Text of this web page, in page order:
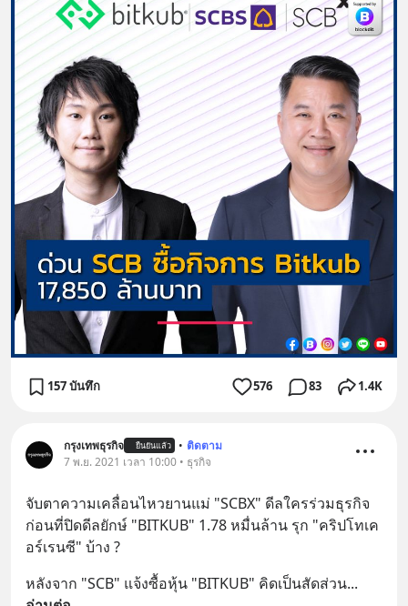
157 บันทึก 576 83 1.4K
กรุงเทพธุรกิจ ยืนยันแล้ว • ติดตาม
7 พ.ย. 2021 เวลา 10:00 • ธุรกิจ
จับตาความเคลื่อนไหวยานแม่ "SCBX" ดีลใครร่วมธุรกิจ
ก่อนที่ปิดดีลยักษ์ "BITKUB" 1.78 หมื่นล้าน รุก "คริปโทเค
อร์เรนซี" บ้าง ?
หลังจาก "SCB" แจ้งซื้อหุ้น "BITKUB" คิดเป็นสัดส่วน